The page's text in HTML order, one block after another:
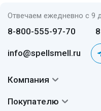
Отвечаем ежедневно с 9
8-800-555-97-70
info@spellsmell.ru
Компания
Покупателю